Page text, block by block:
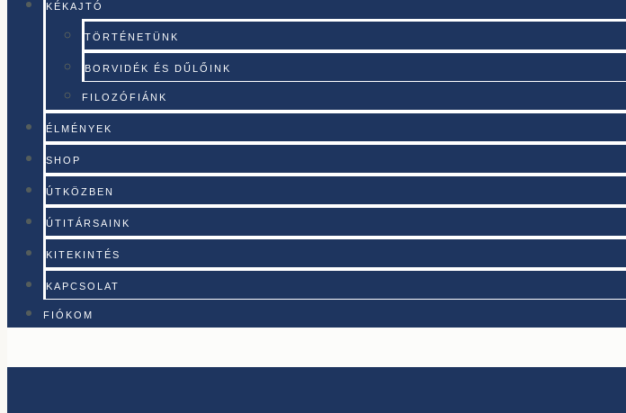
KÉKAJTÓ
TÖRTÉNETÜNK
BORVIDÉK ÉS DŰLŐINK
FILOZÓFIÁNK
ÉLMÉNYEK
SHOP
ÚTKÖZBEN
ÚTITÁRSAINK
KITEKINTÉS
KAPCSOLAT
FIÓKOM